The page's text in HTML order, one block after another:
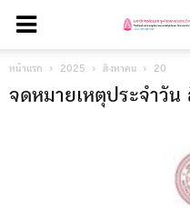
หน้าแรก 2025 สิงหาคม 20
จดหมายเหตุประจำวั